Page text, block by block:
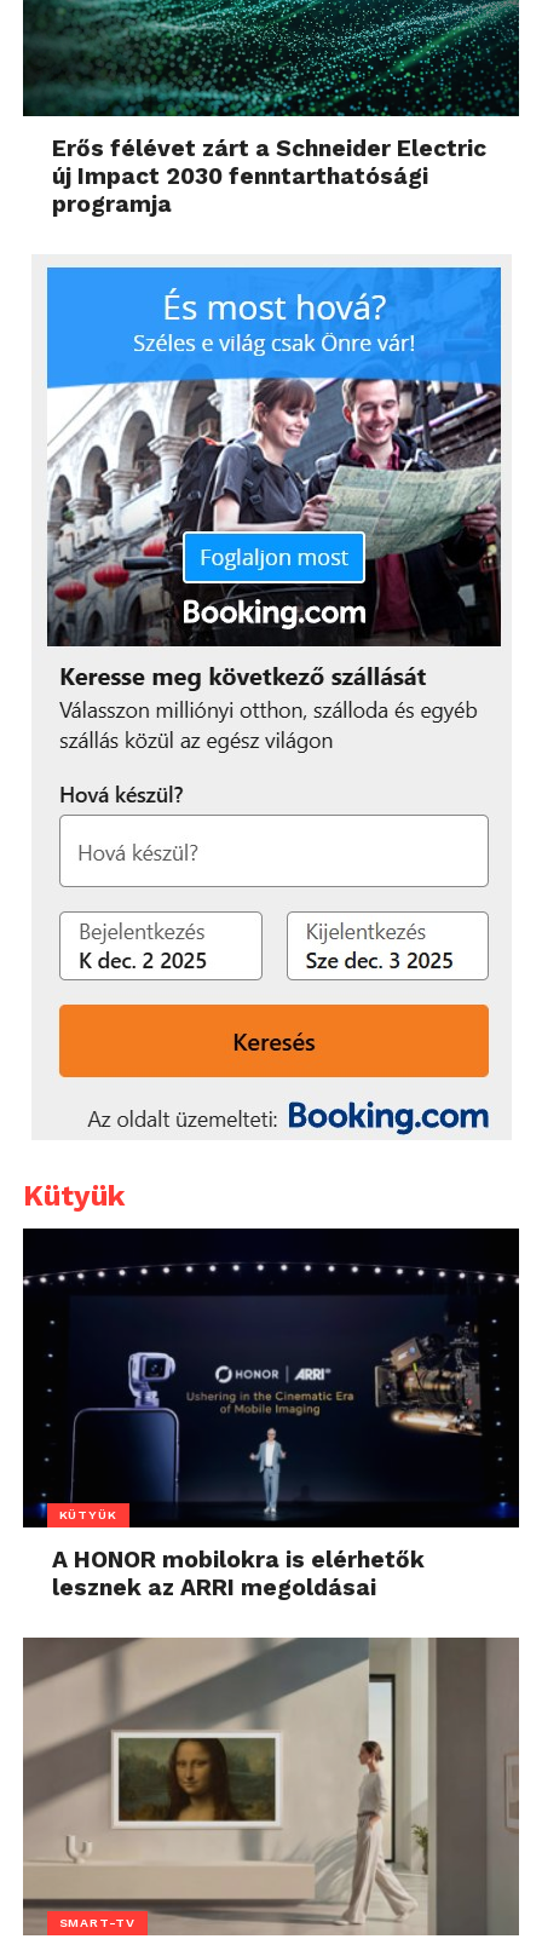
Erős félévet zárt a Schneider Electric
új Impact 2030 fenntarthatósági
programja
Kütyük
KÜTYÜK
A HONOR mobilokra is elérhetők
lesznek az ARRI megoldásai
SMART-TV